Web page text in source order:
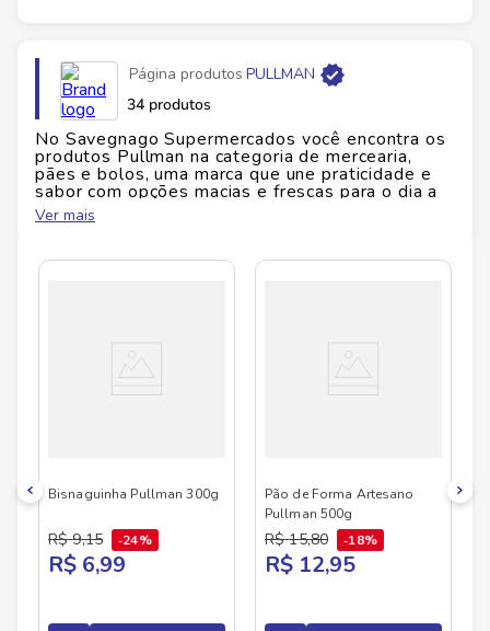
Ficha Técnica
Marca:Pullman
Peso:198 g
Página produtos PULLMAN
34 produtos
No Savegnago Supermercados você encontra os
produtos Pullman na categoria de mercearia,
pães e bolos, uma marca que une praticidade e
sabor com opções macias e frescas para o dia a
dia. Com receitas equilibradas e qualidade
consistente, os produtos Pullman são ideais para
e aquele toque familiar em cada momento.
Ver mais
Bisnaguinha Pullman 300g
R$ 9,15 24%
R$ 6,99
Pão de Forma Artesano
Pullman 500g
R$ 15,80 18%
R$ 12,95